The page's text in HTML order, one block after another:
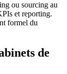
ou sourcing au
et reporting.
formel du
de